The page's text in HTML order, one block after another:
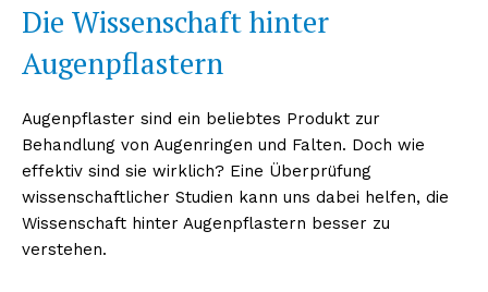
Die Wissenschaft hinter
Augenpflastern
Augenpflaster sind ein beliebtes Produkt zur
Behandlung von Augenringen und Falten. Doch wie
effektiv sind sie wirklich? Eine Überprüfung
wissenschaftlicher Studien kann uns dabei helfen, die
Wissenschaft hinter Augenpflastern besser zu
verstehen.